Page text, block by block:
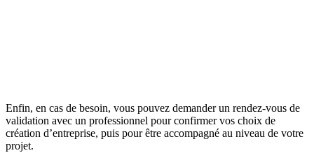
Enfin, en cas de besoin, vous pouvez demander un rendez-vous de
validation avec un professionnel pour confirmer vos choix de
création d’entreprise, puis pour être accompagné au niveau de votre
projet.